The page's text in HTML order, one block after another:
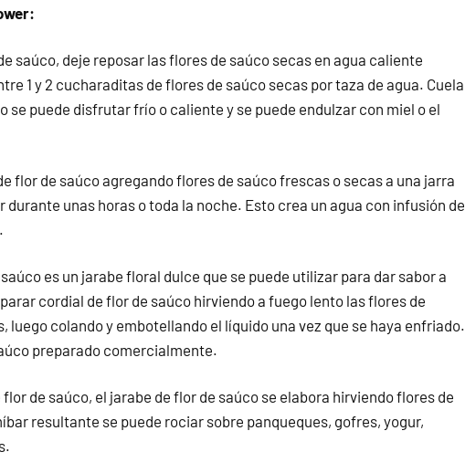
saúco, deje reposar las flores de saúco secas en agua caliente
1 y 2 cucharaditas de flores de saúco secas por taza de agua. Cuela
se puede disfrutar frío o caliente y se puede endulzar con miel o el
flor de saúco agregando flores de saúco frescas o secas a una jarra
unas horas o toda la noche. Esto crea un agua con infusión de
es un jarabe floral dulce que se puede utilizar para dar sabor a
cordial de flor de saúco hirviendo a fuego lento las flores de
colando y embotellando el líquido una vez que se haya enfriado.
preparado comercialmente.
de saúco, el jarabe de flor de saúco se elabora hirviendo flores de
resultante se puede rociar sobre panqueques, gofres, yogur,